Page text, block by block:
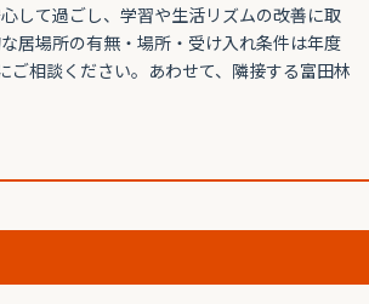
して過ごし、学習や生活リズムの改善に取
居場所の有無・場所・受け入れ条件は年度
ご相談ください。あわせて、隣接する富田林